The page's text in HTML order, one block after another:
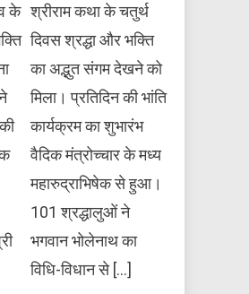
के श्रीराम कथा के चतुर्थ
दिवस श्रद्धा और भक्ति
का अद्भुत संगम देखने को
मिला। प्रतिदिन की भांति
कार्यक्रम का शुभारंभ
वैदिक मंत्रोच्चार के मध्य
महारुद्राभिषेक से हुआ।
101 श्रद्धालुओं ने
भगवान भोलेनाथ का
विधि-विधान से […]